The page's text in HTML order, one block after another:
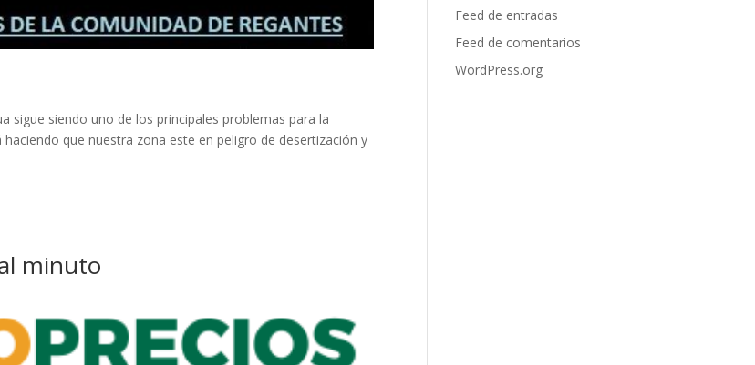
sigue siendo uno de los principales problemas para la
que nuestra zona este en peligro de desertización y
minuto
Feed de entradas
Feed de comentarios
WordPress.org